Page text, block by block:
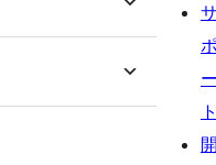
サ
ポ
ー
ト
開